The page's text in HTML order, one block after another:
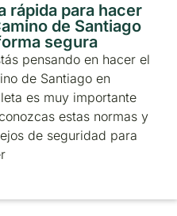
rápida para hacer
de Santiago
segura
pensando en hacer el
de Santiago en
es muy importante
estas normas y
de seguridad para